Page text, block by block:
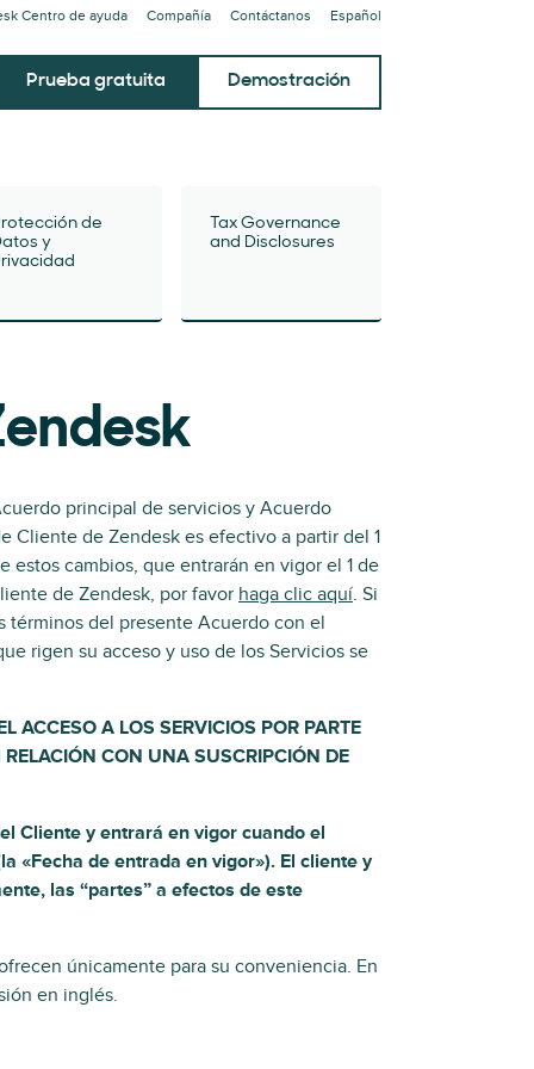
Centro de ayuda Compañía Contáctanos Español
Prueba gratuita Demostración
de
y
Tax Governance
and Disclosures
principal de servicios y Acuerdo
Cliente de Zendesk es efectivo a partir del 1
cambios, que entrarán en vigor el 1 de
de Zendesk, por favor haga clic aquí. Si
términos del presente Acuerdo con el
rigen su acceso y uso de los Servicios se
ACCESO A LOS SERVICIOS POR PARTE
CON UNA SUSCRIPCIÓN DE
Cliente y entrará en vigor cuando el
«Fecha de entrada en vigor»). El cliente y
las “partes” a efectos de este
únicamente para su conveniencia. En
en inglés.